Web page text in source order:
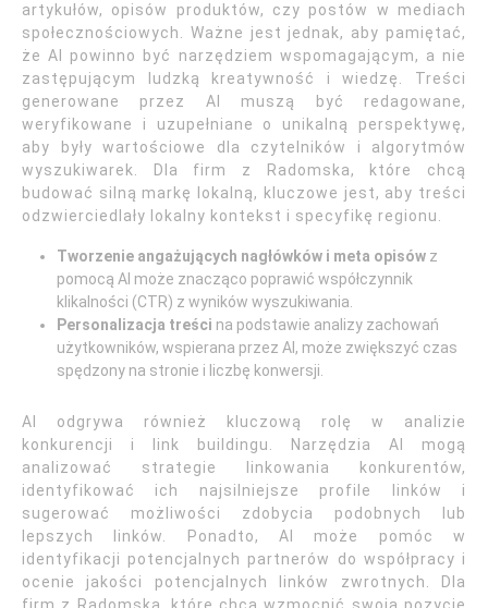
artykułów, opisów produktów, czy postów w mediach
społecznościowych. Ważne jest jednak, aby pamiętać,
że AI powinno być narzędziem wspomagającym, a nie
zastępującym ludzką kreatywność i wiedzę. Treści
generowane przez AI muszą być redagowane,
weryfikowane i uzupełniane o unikalną perspektywę,
aby były wartościowe dla czytelników i algorytmów
wyszukiwarek. Dla firm z Radomska, które chcą
budować silną markę lokalną, kluczowe jest, aby treści
odzwierciedlały lokalny kontekst i specyfikę regionu.
Tworzenie angażujących nagłówków i meta opisów z
pomocą AI może znacząco poprawić współczynnik
klikalności (CTR) z wyników wyszukiwania.
Personalizacja treści na podstawie analizy zachowań
użytkowników, wspierana przez AI, może zwiększyć czas
spędzony na stronie i liczbę konwersji.
AI odgrywa również kluczową rolę w analizie
konkurencji i link buildingu. Narzędzia AI mogą
analizować strategie linkowania konkurentów,
identyfikować ich najsilniejsze profile linków i
sugerować możliwości zdobycia podobnych lub
lepszych linków. Ponadto, AI może pomóc w
identyfikacji potencjalnych partnerów do współpracy i
ocenie jakości potencjalnych linków zwrotnych. Dla